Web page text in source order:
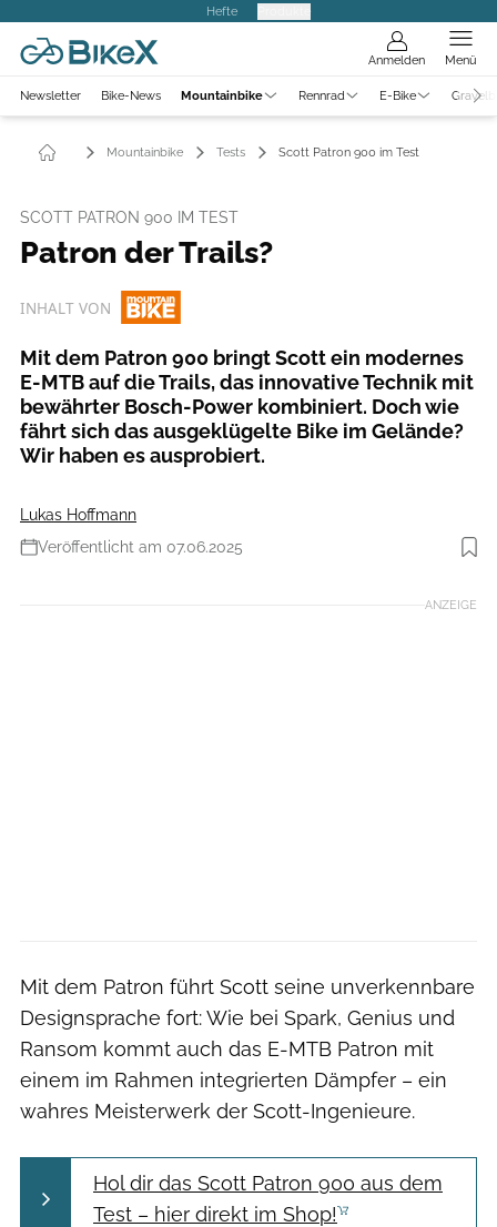
Hefte
Anmelden Menü
Newsletter Bike-News Mountainbike Rennrad E-Bike
Mountainbike Tests Scott Patron 900 im Test
SCOTT PATRON 900 IM TEST
Patron der Trails?
INHALT VON
Mit dem Patron 900 bringt Scott ein modernes
E-MTB auf die Trails, das innovative Technik mit
bewährter Bosch-Power kombiniert. Doch wie
fährt sich das ausgeklügelte Bike im Gelände?
Wir haben es ausprobiert.
Lukas Hoffmann
Veröffentlicht am 07.06.2025
Foto: Christoph Laue
ANZEIGE
Mit dem Patron führt Scott seine unverkennbare
Designsprache fort: Wie bei Spark, Genius und
Ransom kommt auch das E-MTB Patron mit
einem im Rahmen integrierten Dämpfer – ein
wahres Meisterwerk der Scott-Ingenieure.
Hol dir das Scott Patron 900 aus dem
Test – hier direkt im Shop!